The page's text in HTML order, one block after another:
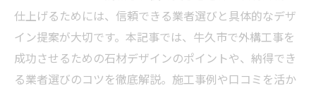
仕上げるためには、信頼できる業者選びと具体的なデザ
イン提案が大切です。本記事では、牛久市で外構工事を
成功させるための石材デザインのポイントや、納得でき
る業者選びのコツを徹底解説。施工事例や口コミを活か